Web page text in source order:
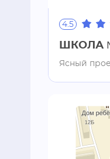
4.5
ШКОЛА
Ясный